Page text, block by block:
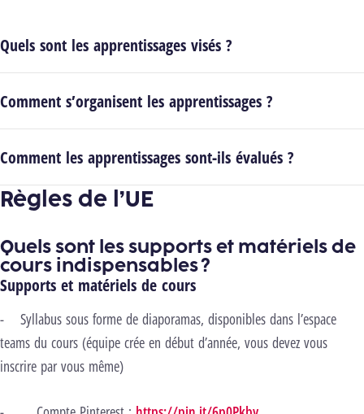
Quels sont les apprentissages visés ?
Comment s’organisent les apprentissages ?
Comment les apprentissages sont-ils évalués ?
Règles de l’UE
Quels sont les supports et matériels de
cours indispensables ?
Supports et matériels de cours
-
Syllabus sous forme de diaporamas, disponibles dans l’espace
teams du cours (équipe crée en début d’année, vous devez vous
inscrire par vous même)